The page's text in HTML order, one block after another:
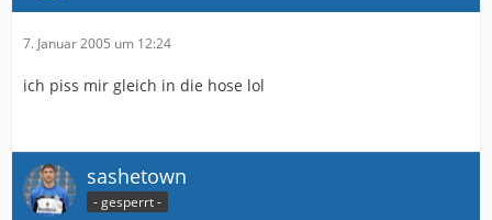
7. Januar 2005 um 12:24
ich piss mir gleich in die hose lol
sashetown
- gesperrt -